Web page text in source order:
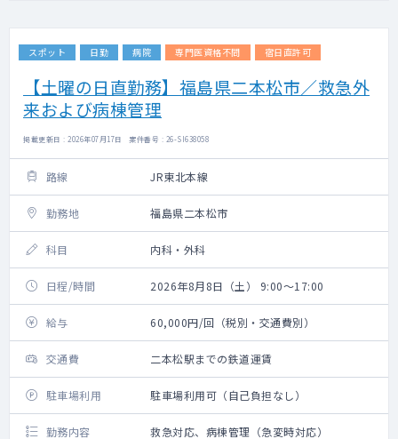
スポット 日勤 病院 専門医資格不問 宿日直許可
【土曜の日直勤務】福島県二本松市／救急外
来および病棟管理
掲載更新日 : 2026年07月17日 案件番号 : 26-SI638058
路線 JR東北本線
勤務地 福島県二本松市
科目 内科・外科
日程/時間 2026年8月8日（土） 9:00～17:00
給与 60,000円/回（税別・交通費別）
交通費 二本松駅までの鉄道運賃
駐車場利用 駐車場利用可（自己負担なし）
勤務内容 救急対応、病棟管理（急変時対応）